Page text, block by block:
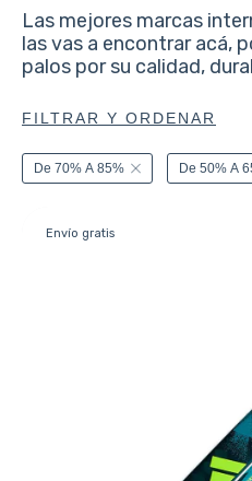
Las mejores marcas
las vas a encontrar acá,
palos por su calidad,
FILTRAR Y ORDENAR
De 70% A 85% De 50% A
Envío gratis